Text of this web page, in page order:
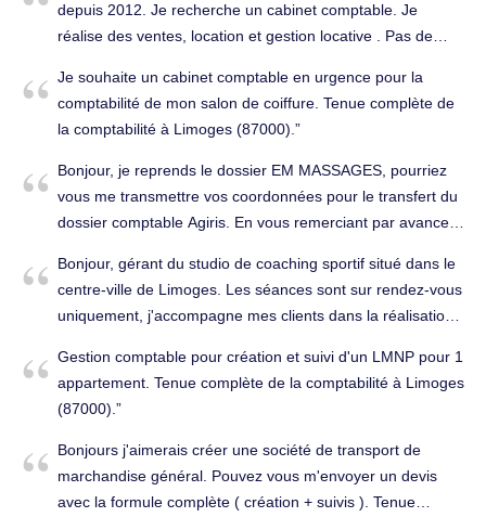
depuis 2012. Je recherche un cabinet comptable. Je
réalise des ventes, location et gestion locative . Pas de
complète de la comptabilité à Limoges (87000).
Je souhaite un cabinet comptable en urgence pour la
comptabilité de mon salon de coiffure. Tenue complète de
la comptabilité à Limoges (87000).
Bonjour, je reprends le dossier EM MASSAGES, pourriez
vous me transmettre vos coordonnées pour le transfert du
dossier comptable Agiris. En vous remerciant par avance.
Tenue complète de la comptabilité à Limoges (87100).
Bonjour, gérant du studio de coaching sportif situé dans le
centre-ville de Limoges. Les séances sont sur rendez-vous
uniquement, j'accompagne mes clients dans la réalisation
entreprise en juin 2022. La structure est une entreprise
individuelle. Je ne suis pas assujetti à TVA, je dispose
d'une vingtaine de clients, il n'y a donc qu'une petite saisie
à effectuer. J'aimerais savoir s'il vous est possible de me
faire parvenir un devis? Merci d'avance. Cordialement.
Tenue complète de la comptabilité à Limoges (87000).
Gestion comptable pour création et suivi d'un LMNP pour 1
appartement. Tenue complète de la comptabilité à Limoges
(87000).
Bonjours j'aimerais créer une société de transport de
marchandise général. Pouvez vous m'envoyer un devis
avec la formule complète ( création + suivis ). Tenue